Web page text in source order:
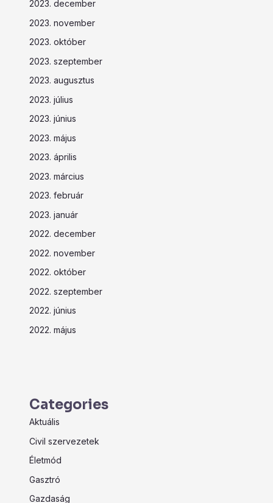
2023. december
2023. november
2023. október
2023. szeptember
2023. augusztus
2023. július
2023. június
2023. május
2023. április
2023. március
2023. február
2023. január
2022. december
2022. november
2022. október
2022. szeptember
2022. június
2022. május
Categories
Aktuális
Civil szervezetek
Életmód
Gasztró
Gazdaság